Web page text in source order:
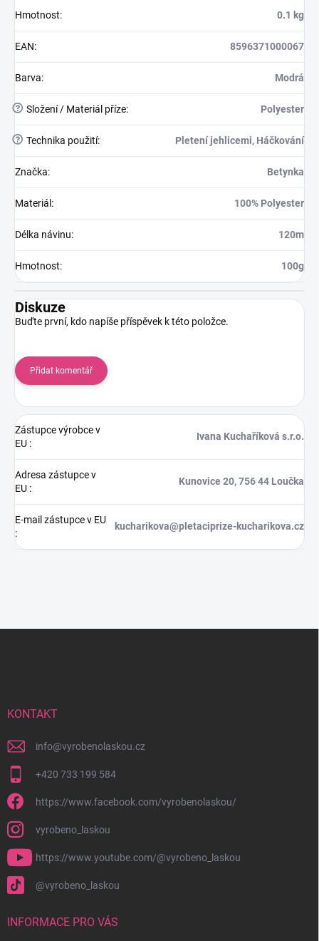
Hmotnost: 0.1 kg
EAN: 8596371000067
Barva: Modrá
? Složení / Materiál příze: Polyester
? Technika použití: Pletení jehlicemi, Háčkování
Značka: Betynka
Materiál : 100% Polyester
Délka návinu: 120m
Hmotnost: 100g
Diskuze
Buďte první, kdo napíše příspěvek k této položce.
Přidat komentář
Zástupce výrobce v
EU :
Ivana Kuchaříková s.r.o.
Adresa zástupce v
EU :
Kunovice 20, 756 44 Loučka
E-mail zástupce v EU
:
kucharikova@pletaciprize-kucharikova.cz
KONTAKT
info@vyrobenolaskou.cz
+420 733 199 584
https://www.facebook.com/vyrobenolaskou/
vyrobeno_laskou
https://www.youtube.com/@vyrobeno_laskou
@vyrobeno_laskou
INFORMACE PRO VÁS